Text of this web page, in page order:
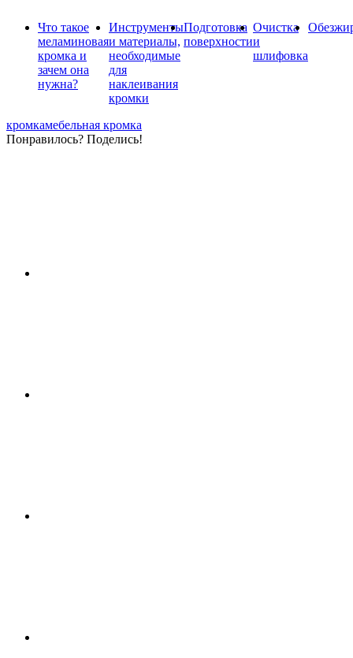
Что такое
меламиновая
кромка и
зачем она
нужна?
Инструменты
и материалы,
необходимые
для
наклеивания
кромки
Подготовка
поверхности
Очистка
и
шлифовка
кромкамебельная кромка
Понравилось? Поделись!